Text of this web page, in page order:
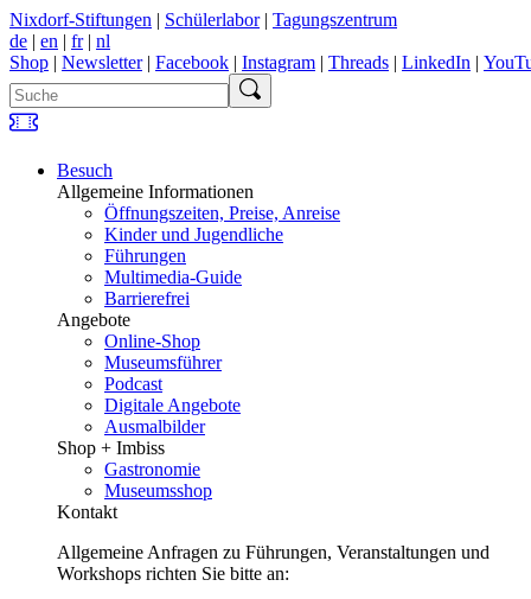
Nixdorf-Stiftungen | Schülerlabor| Tagungszentrum
de | en | fr| nl
Shop | Newsletter| Facebook | Instagram | Threads | LinkedIn |
Besuch
Allgemeine Informationen
Öffnungszeiten, Preise, Anreise
Kinder und Jugendliche
Führungen
Multimedia-Guide
Barrierefrei
Angebote
Online-Shop
Museumsführer
Podcast
Digitale Angebote
Ausmalbilder
Shop + Imbiss
Gastronomie
Museumsshop
Kontakt
Allgemeine Anfragen zu Führungen, Veranstaltungen und
Workshops richten Sie bitte an: